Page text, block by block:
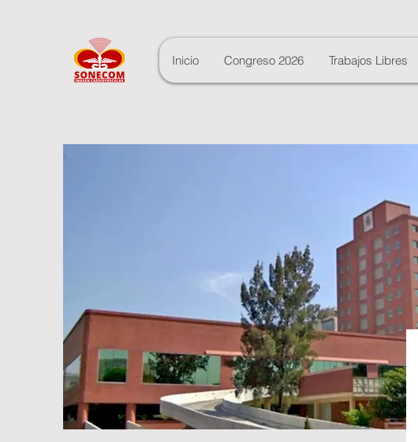
Inicio Congreso 2026 Trabajos Libres